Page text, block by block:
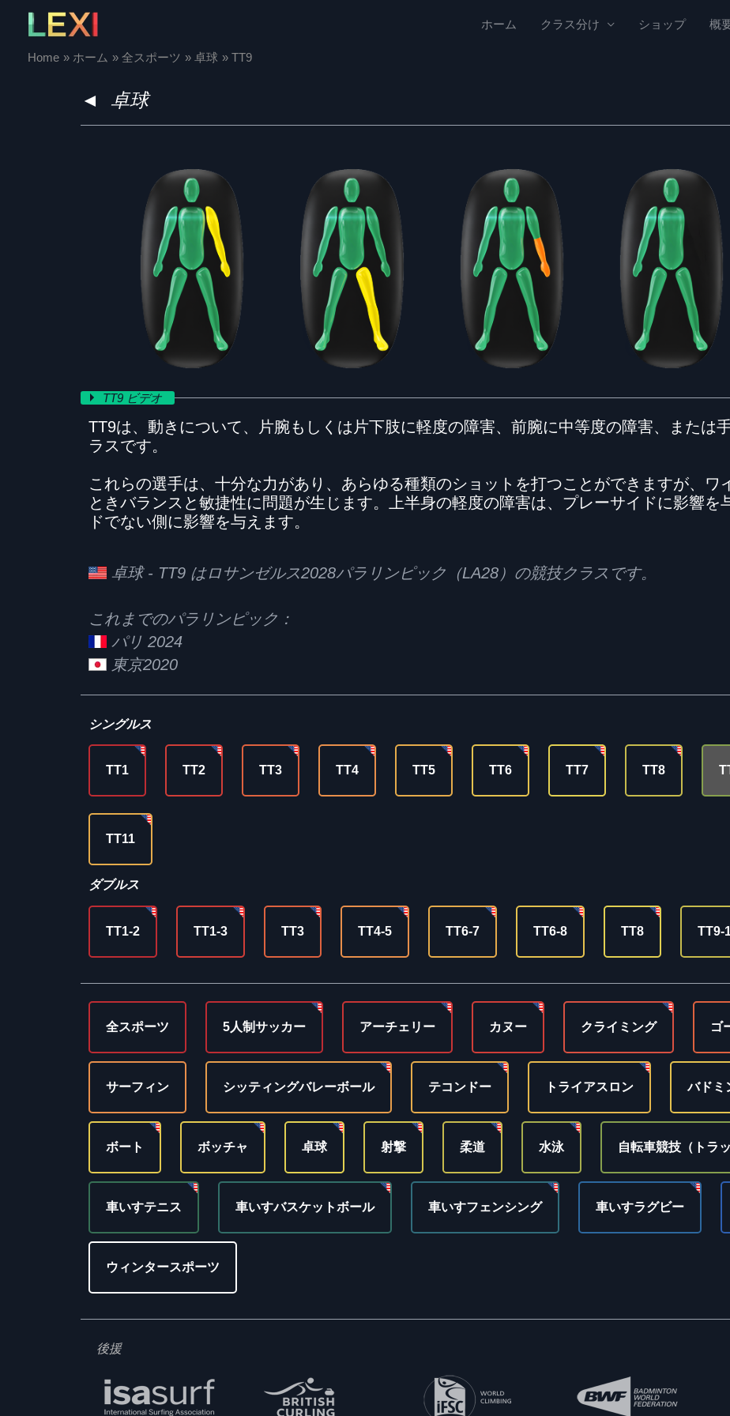
content
ホーム クラス分け ショップ 概
Home ホーム 全スポーツ 卓球 TT9
◄ 卓球
TT9 ビデオ
TT9は、動きについて、片腕もしくは片下肢に軽度の障害、前腕に中等度の障害、または
ラスです。
これらの選手は、十分な力があり、あらゆる種類のショットを打つことができますが、ワ
ときバランスと敏捷性に問題が生じます。上半身の軽度の障害は、プレーサイドに影響を
ドでない側に影響を与えます。
卓球 - TT9 はロサンゼルス2028パラリンピック（LA28）の競技クラスです。
これまでのパラリンピック：
パリ 2024
東京2020
シングルス
TT1 TT2 TT3 TT4 TT5 TT6 TT7 TT8
TT11
ダブルス
TT1-2 TT1-3 TT3 TT4-5 TT6-7 TT6-8 TT8 TT9-
全スポーツ 5人制サッカー アーチェリー カヌー クライミング ゴ
サーフィン シッティングバレーボール テコンドー トライアスロン バドミ
ボート ボッチャ 卓球 射撃 柔道 水泳 自転車競技（トラッ
車いすテニス 車いすバスケットボール 車いすフェンシング 車いすラグビー
ウィンタースポーツ
後援